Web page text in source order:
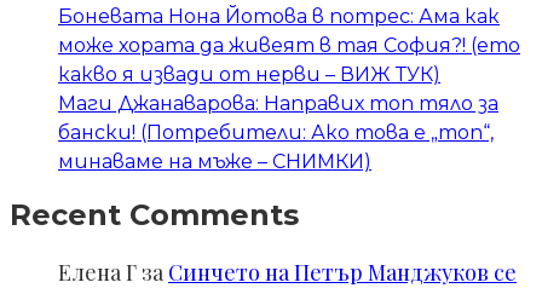
Боневата Нона Йотова в потрес: Ама как
може хората да живеят в тая София?! (ето
какво я извади от нерви – ВИЖ ТУК)
Маги Джанаварова: Направих топ тяло за
бански! (Потребители: Ако това е „топ“,
минаваме на мъже – СНИМКИ)
Recent Comments
Елена Г за Синчето на Петър Манджуков се